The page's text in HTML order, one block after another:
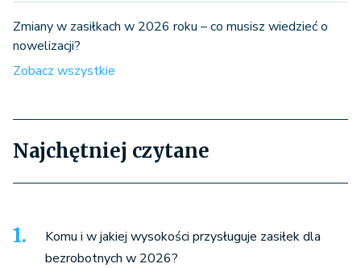
Zmiany w zasiłkach w 2026 roku – co musisz wiedzieć o
nowelizacji?
Zobacz wszystkie
Najchętniej czytane
Komu i w jakiej wysokości przysługuje zasiłek dla
bezrobotnych w 2026?